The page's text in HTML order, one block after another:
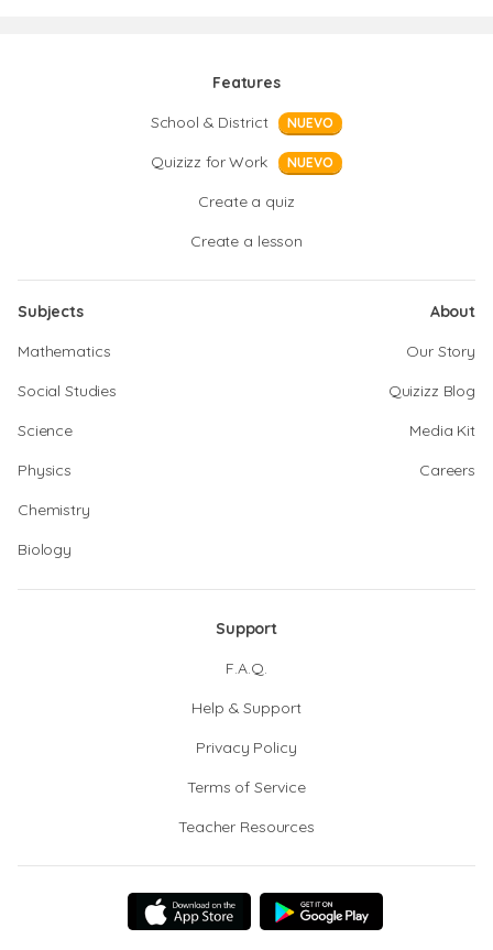
Features
School & District
NUEVO
Quizizz for Work NUEVO
Create a quiz
Create a lesson
Subjects
Mathematics
Social Studies
Science
Physics
Chemistry
Biology
About
Our Story
Quizizz Blog
Media Kit
Careers
Support
F.A.Q.
Help & Support
Privacy Policy
Terms of Service
Teacher Resources